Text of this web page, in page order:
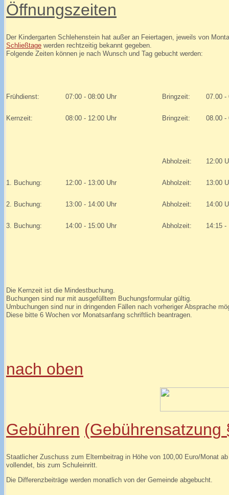
Öffnungszeiten
Der Kindergarten Schlehenstein hat außer an Feiertagen, jeweils von
Schließtage werden rechtzeitig bekannt gegeben.
Folgende Zeiten können je nach Wunsch und Tag gebucht werden:
Frühdienst: 07:00 - 08:00 Uhr Bringzeit: 07.00 -
Kernzeit: 08:00 - 12:00 Uhr Bringzeit: 08.00 -
Abholzeit: 12:00
1. Buchung: 12:00 - 13:00 Uhr Abholzeit: 13:00
2. Buchung: 13:00 - 14:00 Uhr Abholzeit: 14:00
3. Buchung: 14:00 - 15:00 Uhr Abholzeit: 14:15 -
Die Kernzeit ist die Mindestbuchung.
Buchungen sind nur mit ausgefülltem Buchungsformular gültig.
Umbuchungen sind nur in dringenden Fällen nach vorheriger Absprache
Diese bitte 6 Wochen vor Monatsanfang schriftlich beantragen.
nach oben
Gebühren (Gebührensatzung
Staatlicher Zuschuss zum Elternbeitrag in Höhe von 100,00 Euro/Monat
vollendet, bis zum Schuleinritt.
Die Differenzbeiträge werden monatlich von der Gemeinde abgebucht.